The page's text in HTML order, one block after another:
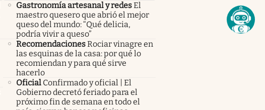
Gastronomía artesanal y redesEl
maestro quesero que abrió el mejor
queso del mundo: “Qué delicia,
podría vivir a queso”
RecomendacionesRociar vinagre en
las esquinas de la casa: por qué lo
recomiendan y para qué sirve
hacerlo
Oficial Confirmado y oficial | El
Gobierno decretó feriado para el
próximo fin de semana en todo el